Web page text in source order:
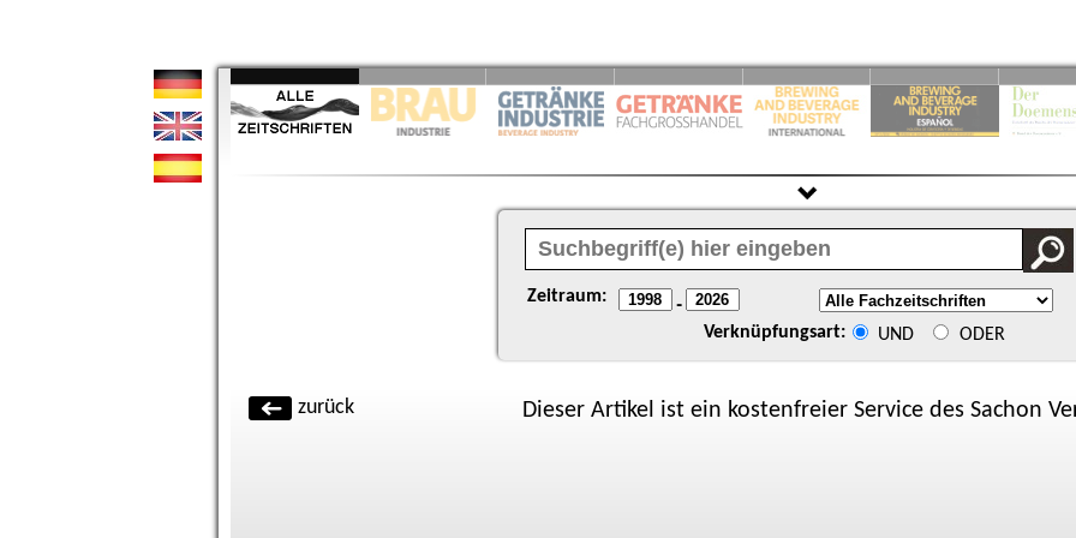
Zeitraum: -
Verknüpfungsart: UND ODER
zurück Dieser Artikel ist ein kostenfreier Service des Sachon